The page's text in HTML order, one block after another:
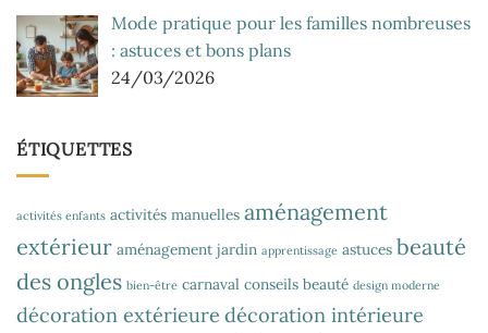
Mode pratique pour les familles nombreuses
: astuces et bons plans
24/03/2026
ÉTIQUETTES
activités enfants activités manuelles aménagement
extérieur aménagement jardin apprentissage astuces beauté
des ongles bien-être carnaval conseils beauté design moderne
décoration extérieure décoration intérieure